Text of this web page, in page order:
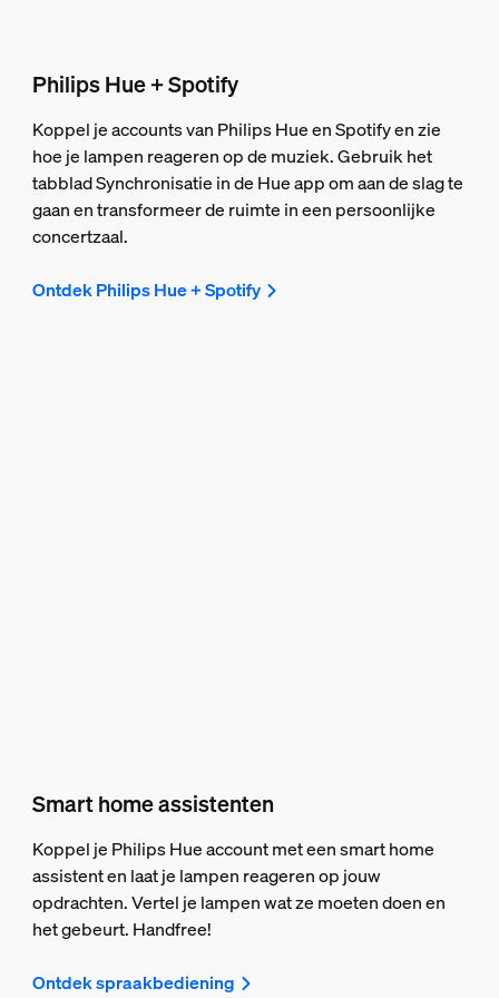
Philips Hue + Spotify
Koppel je accounts van Philips Hue en Spotify en zie
hoe je lampen reageren op de muziek. Gebruik het
tabblad Synchronisatie in de Hue app om aan de slag te
gaan en transformeer de ruimte in een persoonlijke
concertzaal.
Ontdek Philips Hue + Spotify
Smart home assistenten
Koppel je Philips Hue account met een smart home
assistent en laat je lampen reageren op jouw
opdrachten. Vertel je lampen wat ze moeten doen en
het gebeurt. Handfree!
Ontdek spraakbediening